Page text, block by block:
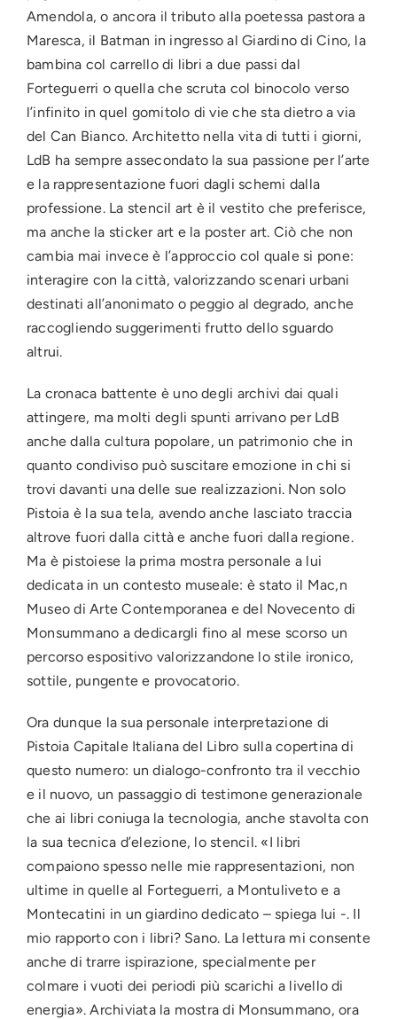
Amendola, o ancora il tributo alla poetessa pastora a
Maresca, il Batman in ingresso al Giardino di Cino, la
bambina col carrello di libri a due passi dal
Forteguerri o quella che scruta col binocolo verso
l’infinito in quel gomitolo di vie che sta dietro a via
del Can Bianco. Architetto nella vita di tutti i giorni,
LdB ha sempre assecondato la sua passione per l’arte
e la rappresentazione fuori dagli schemi dalla
professione. La stencil art è il vestito che preferisce,
ma anche la sticker art e la poster art. Ciò che non
cambia mai invece è l’approccio col quale si pone:
interagire con la città, valorizzando scenari urbani
destinati all’anonimato o peggio al degrado, anche
raccogliendo suggerimenti frutto dello sguardo
altrui.
La cronaca battente è uno degli archivi dai quali
attingere, ma molti degli spunti arrivano per LdB
anche dalla cultura popolare, un patrimonio che in
quanto condiviso può suscitare emozione in chi si
trovi davanti una delle sue realizzazioni. Non solo
Pistoia è la sua tela, avendo anche lasciato traccia
altrove fuori dalla città e anche fuori dalla regione.
Ma è pistoiese la prima mostra personale a lui
dedicata in un contesto museale: è stato il Mac,n
Museo di Arte Contemporanea e del Novecento di
Monsummano a dedicargli fino al mese scorso un
percorso espositivo valorizzandone lo stile ironico,
sottile, pungente e provocatorio.
Ora dunque la sua personale interpretazione di
Pistoia Capitale Italiana del Libro sulla copertina di
questo numero: un dialogo-confronto tra il vecchio
e il nuovo, un passaggio di testimone generazionale
che ai libri coniuga la tecnologia, anche stavolta con
la sua tecnica d’elezione, lo stencil. «I libri
compaiono spesso nelle mie rappresentazioni, non
ultime in quelle al Forteguerri, a Montuliveto e a
Montecatini in un giardino dedicato – spiega lui -. Il
mio rapporto con i libri? Sano. La lettura mi consente
anche di trarre ispirazione, specialmente per
colmare i vuoti dei periodi più scarichi a livello di
energia». Archiviata la mostra di Monsummano, ora